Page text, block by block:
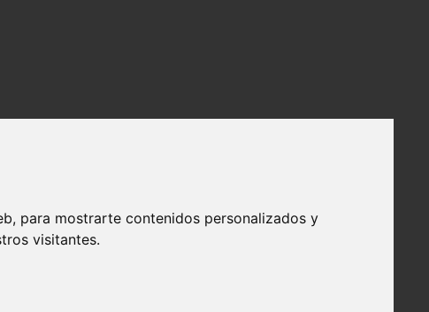
para mostrarte contenidos personalizados y
visitantes.